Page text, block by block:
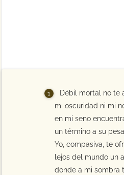
Débil mortal no te
mi oscuridad ni mi
en mi seno
un término a su
Yo, compasiva, te
lejos del mundo un
donde a mi sombra